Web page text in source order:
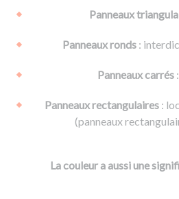
Panneaux
Panneaux ronds:
Panneaux carrés:
Panneaux rectangulaires:
(panneaux
La couleur a aussi une